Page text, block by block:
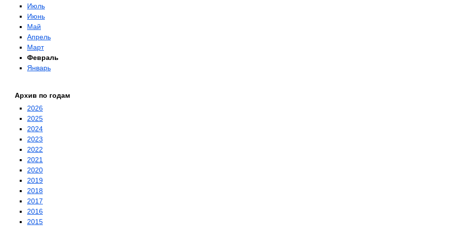
Июль
Июнь
Май
Апрель
Март
Февраль
Январь
Архив по годам
2026
2025
2024
2023
2022
2021
2020
2019
2018
2017
2016
2015